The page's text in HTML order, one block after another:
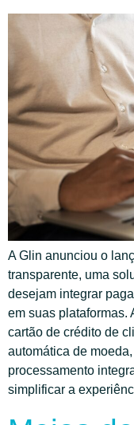
A Glin anunciou o
transparente, uma
desejam integrar
em suas plataformas.
cartão de crédito de
automática de
processamento
simplificar a